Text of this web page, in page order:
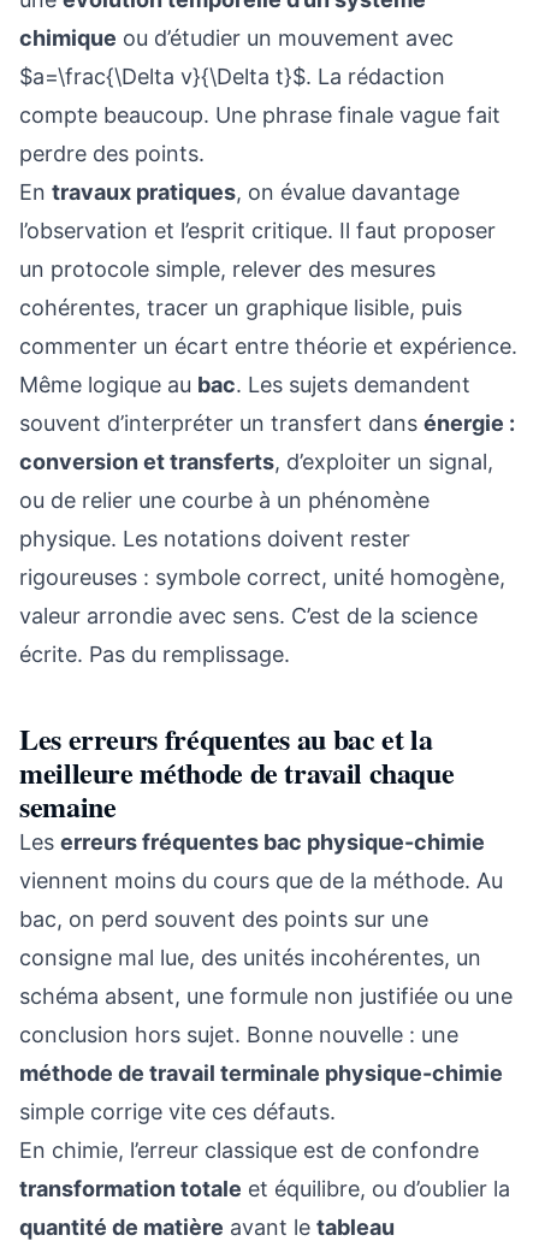
chimique ou d’étudier un mouvement avec
$a=\frac{\Delta v}{\Delta t}$. La rédaction
compte beaucoup. Une phrase finale vague fait
perdre des points.
En travaux pratiques, on évalue davantage
l’observation et l’esprit critique. Il faut proposer
un protocole simple, relever des mesures
cohérentes, tracer un graphique lisible, puis
commenter un écart entre théorie et expérience.
Même logique au bac. Les sujets demandent
souvent d’interpréter un transfert dans énergie :
conversion et transferts, d’exploiter un signal,
ou de relier une courbe à un phénomène
physique. Les notations doivent rester
rigoureuses : symbole correct, unité homogène,
valeur arrondie avec sens. C’est de la science
écrite. Pas du remplissage.
Les erreurs fréquentes au bac et la
meilleure méthode de travail chaque
semaine
Les erreurs fréquentes bac physique-chimie
viennent moins du cours que de la méthode. Au
bac, on perd souvent des points sur une
consigne mal lue, des unités incohérentes, un
schéma absent, une formule non justifiée ou une
conclusion hors sujet. Bonne nouvelle : une
méthode de travail terminale physique-chimie
simple corrige vite ces défauts.
En chimie, l’erreur classique est de confondre
transformation totale et équilibre, ou d’oublier la
quantité de matière avant le tableau